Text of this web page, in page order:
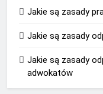
Jakie są zasady
Jakie są zasady
Jakie są zasady
adwokatów